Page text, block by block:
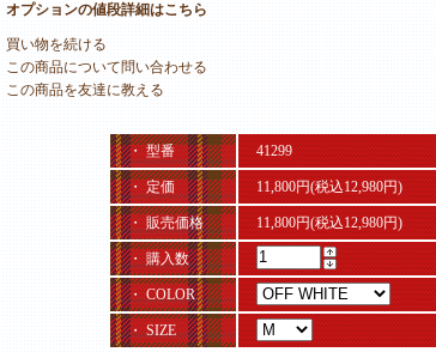
オプションの値段詳細はこちら
買い物を続ける
この商品について問い合わせる
この商品を友達に教える
・ 型番 41299
・ 定価 11,800円(税込12,980円)
・ 販売価格 11,800円(税込12,980円)
・ 購入数
・ COLOR
・ SIZE